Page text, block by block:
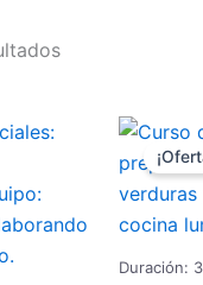
Duración: